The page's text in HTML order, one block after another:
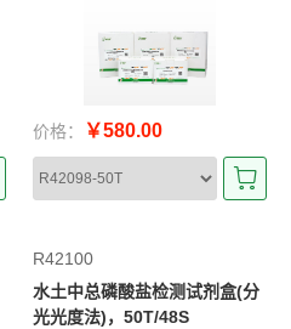
价格： ￥580.00
R42100
水土中总磷酸盐检测试剂盒(分
光光度法)，50T/48S